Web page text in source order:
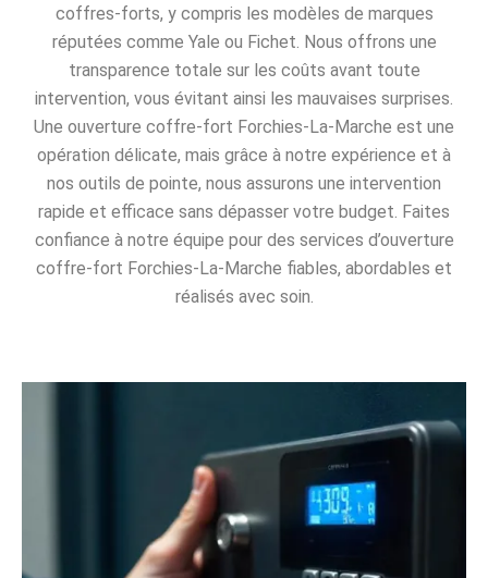
coffres-forts, y compris les modèles de marques
réputées comme Yale ou Fichet. Nous offrons une
transparence totale sur les coûts avant toute
intervention, vous évitant ainsi les mauvaises surprises.
Une ouverture coffre-fort Forchies-La-Marche est une
opération délicate, mais grâce à notre expérience et à
nos outils de pointe, nous assurons une intervention
rapide et efficace sans dépasser votre budget. Faites
confiance à notre équipe pour des services d’ouverture
coffre-fort Forchies-La-Marche fiables, abordables et
réalisés avec soin.